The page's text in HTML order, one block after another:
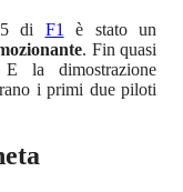
di F1
è stato un
. Fin quasi
la dimostrazione
i primi due piloti